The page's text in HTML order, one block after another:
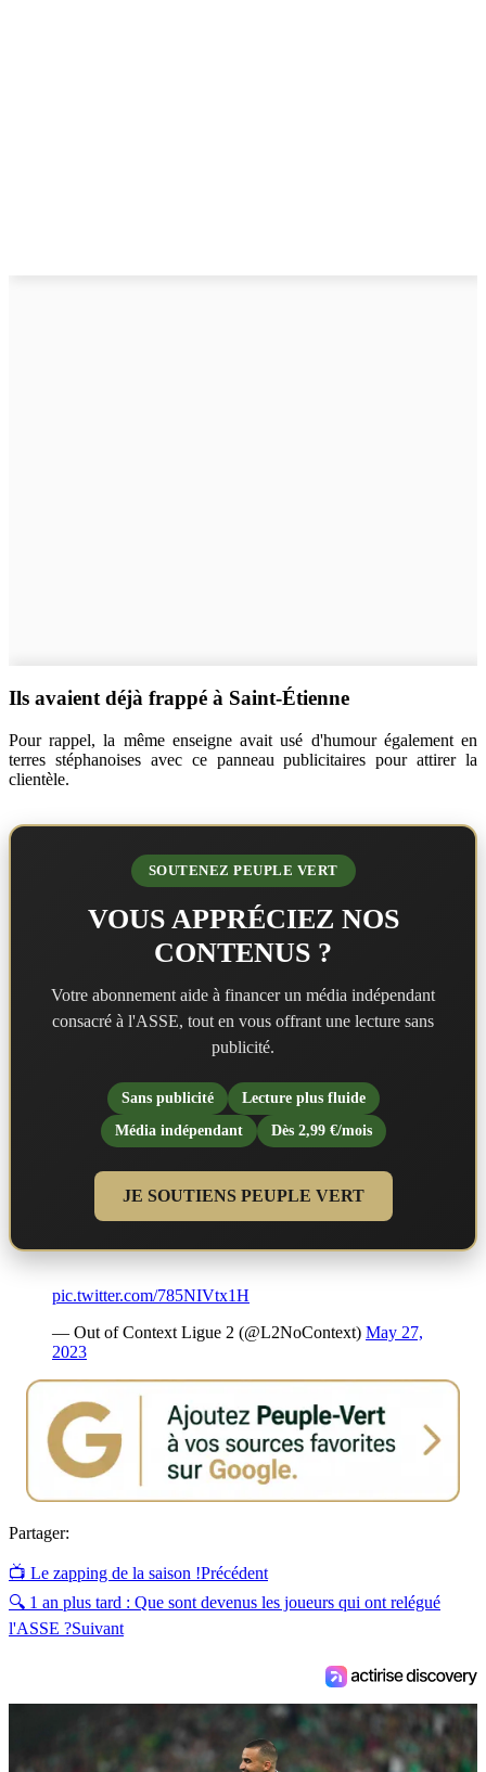
Ils avaient déjà frappé à Saint-Étienne
Pour rappel, la même enseigne avait usé d'humour également en
terres stéphanoises avec ce panneau publicitaires pour attirer la
clientèle.
SOUTENEZ PEUPLE VERT
VOUS APPRÉCIEZ NOS
CONTENUS ?
Votre abonnement aide à financer un média indépendant
consacré à l'ASSE, tout en vous offrant une lecture sans
publicité.
Sans publicité
Lecture plus fluide
Média indépendant
Dès 2,99 €/mois
JE SOUTIENS PEUPLE VERT
pic.twitter.com/785NIVtx1H
— Out of Context Ligue 2 (@L2NoContext) May 27,
2023
Partager:
📺 Le zapping de la saison !Précédent
🔍 1 an plus tard : Que sont devenus les joueurs qui ont relégué
l'ASSE ?Suivant